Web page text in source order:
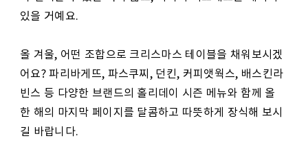
있을 거예요.
올 겨울, 어떤 조합으로 크리스마스 테이블을 채워보시겠
어요? 파리바게뜨, 파스쿠찌, 던킨, 커피앳웍스, 배스킨라
빈스 등 다양한 브랜드의 홀리데이 시즌 메뉴와 함께 올
한 해의 마지막 페이지를 달콤하고 따뜻하게 장식해 보시
길 바랍니다.